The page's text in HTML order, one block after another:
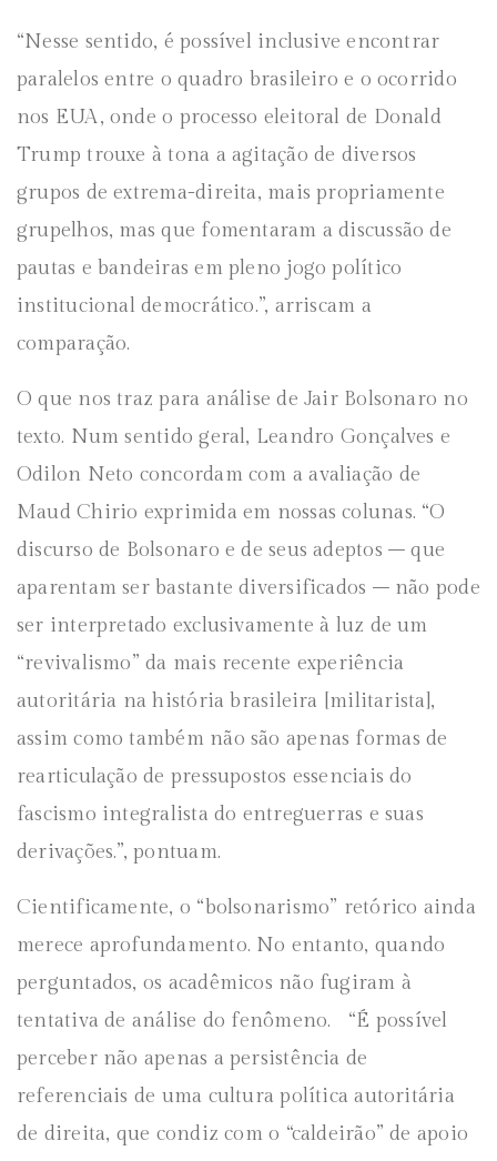
“Nesse sentido, é possível inclusive encontrar
paralelos entre o quadro brasileiro e o ocorrido
nos EUA, onde o processo eleitoral de Donald
Trump trouxe à tona a agitação de diversos
grupos de extrema-direita, mais propriamente
grupelhos, mas que fomentaram a discussão de
pautas e bandeiras em pleno jogo político
institucional democrático.”, arriscam a
comparação.
O que nos traz para análise de Jair Bolsonaro no
texto. Num sentido geral, Leandro Gonçalves e
Odilon Neto concordam com a avaliação de
Maud Chirio exprimida em nossas colunas. “O
discurso de Bolsonaro e de seus adeptos – que
aparentam ser bastante diversificados – não pode
ser interpretado exclusivamente à luz de um
“revivalismo” da mais recente experiência
autoritária na história brasileira [militarista],
assim como também não são apenas formas de
rearticulação de pressupostos essenciais do
fascismo integralista do entreguerras e suas
derivações.”, pontuam.
Cientificamente, o “bolsonarismo” retórico ainda
merece aprofundamento. No entanto, quando
perguntados, os acadêmicos não fugiram à
tentativa de análise do fenômeno. “É possível
perceber não apenas a persistência de
referenciais de uma cultura política autoritária
de direita, que condiz com o “caldeirão” de apoio